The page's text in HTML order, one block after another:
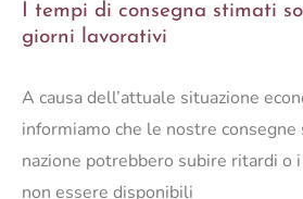
I tempi di consegna stimati
giorni lavorativi
A causa dell’attuale situazione
informiamo che le nostre
nazione potrebbero subire ritardi o
non essere disponibili